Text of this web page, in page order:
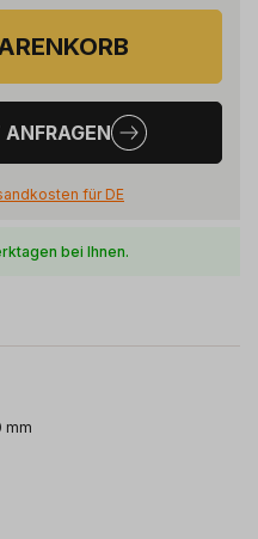
für DE
bei Ihnen.
mm